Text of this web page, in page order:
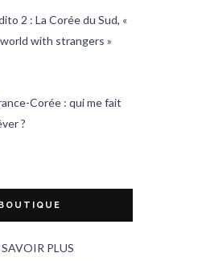
2 : La Corée du Sud, «
with strangers »
Corée : qui me fait
?
BOUTIQUE
SAVOIR PLUS